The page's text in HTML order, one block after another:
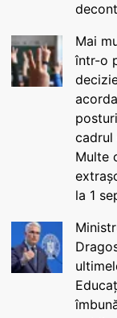
Mai
într-o
cadrul
Multe
la 1